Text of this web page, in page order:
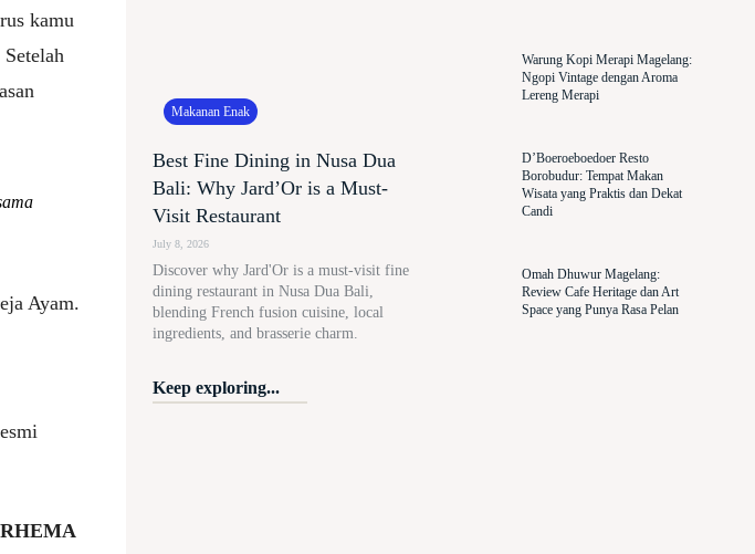
kamu
Setelah
Ayam.
Makanan Enak
Best Fine Dining in Nusa Dua
Bali: Why Jard’Or is a Must-
Visit Restaurant
July 8, 2026
Discover why Jard'Or is a must-visit fine
dining restaurant in Nusa Dua Bali,
blending French fusion cuisine, local
ingredients, and brasserie charm.
Warung Kopi Merapi Magelang:
Ngopi Vintage dengan Aroma
Lereng Merapi
D’Boeroeboedoer Resto
Borobudur: Tempat Makan
Wisata yang Praktis dan Dekat
Candi
Omah Dhuwur Magelang:
Review Cafe Heritage dan Art
Space yang Punya Rasa Pelan
Keep exploring...